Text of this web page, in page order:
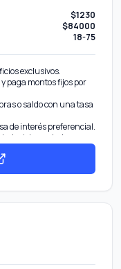
$1230
$84000
18-75
exclusivos.
paga montos fijos por
o saldo con una tasa
de interés preferencial.
tarjeta por tu buen